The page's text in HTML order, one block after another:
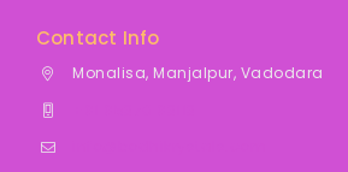
Contact Info
Monalisa, Manjalpur, Vadodara